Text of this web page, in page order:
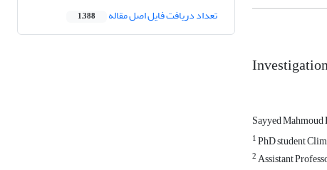
Sayyed
1PhD student
2Assistant
تعداد دریافت فایل اصل مقاله 1,388